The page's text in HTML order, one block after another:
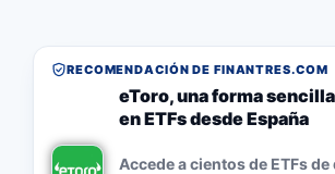
RECOMENDACIÓN DE FINANTRES.COM
eToro, una forma
en ETFs desde España
Accede a cientos de ETFs